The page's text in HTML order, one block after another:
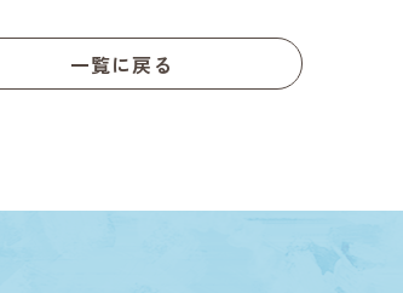
一覧に戻る